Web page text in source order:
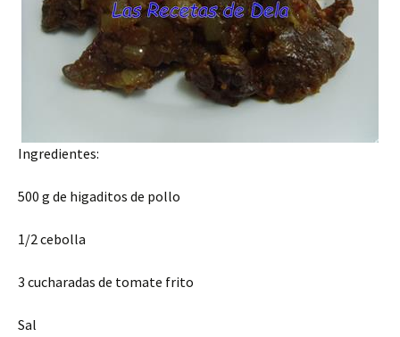
Ingredientes:
500 g de higaditos de pollo
1/2 cebolla
3 cucharadas de tomate frito
Sal